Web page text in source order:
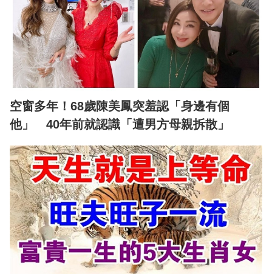
空窗多年！68歲陳美鳳突羞認「身邊有個
他」 40年前就認識「遭男方母親拆散」